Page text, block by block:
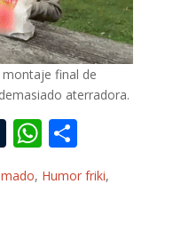
montaje final de
aterradora.
T
u
m
W
h
at
o
m
, Humor friki,